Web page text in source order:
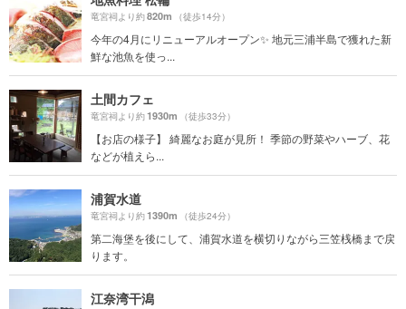
竜宮祠より約820m （徒歩14分）
今年の4月にリニューアルオープン✨ 地元三浦半島で獲れた新
鮮な池魚を使っ...
土間カフェ
竜宮祠より約1930m （徒歩33分）
【お店の様子】 綺麗なお庭が見所！ 季節の野菜やハーブ、花
などが植えら...
浦賀水道
竜宮祠より約1390m （徒歩24分）
第二海堡を後にして、浦賀水道を横切りながら三笠桟橋まで戻
ります。
江奈湾干潟